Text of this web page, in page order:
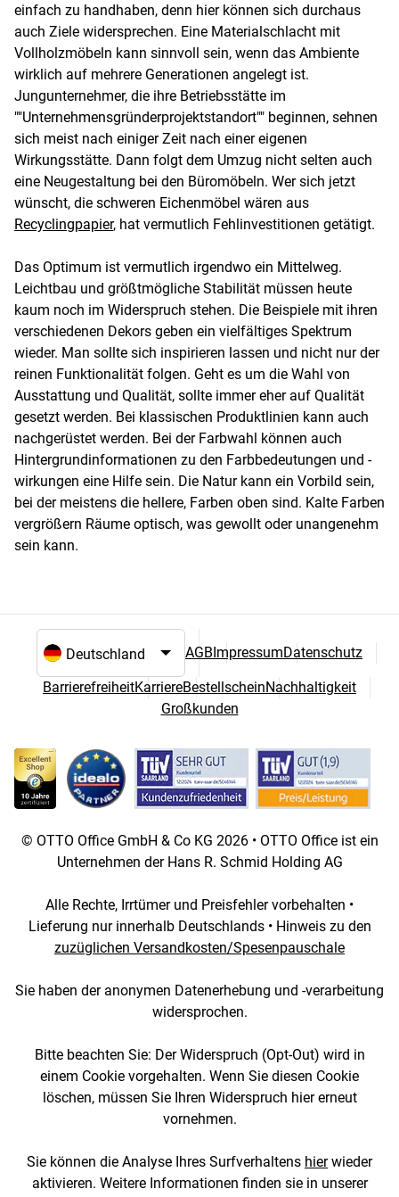
einfach zu handhaben, denn hier können sich durchaus
auch Ziele widersprechen. Eine Materialschlacht mit
Vollholzmöbeln kann sinnvoll sein, wenn das Ambiente
wirklich auf mehrere Generationen angelegt ist.
Jungunternehmer, die ihre Betriebsstätte im
""Unternehmensgründerprojektstandort"" beginnen, sehnen
sich meist nach einiger Zeit nach einer eigenen
Wirkungsstätte. Dann folgt dem Umzug nicht selten auch
eine Neugestaltung bei den Büromöbeln. Wer sich jetzt
wünscht, die schweren Eichenmöbel wären aus
Recyclingpapier, hat vermutlich Fehlinvestitionen getätigt.
Das Optimum ist vermutlich irgendwo ein Mittelweg.
Leichtbau und größtmögliche Stabilität müssen heute
kaum noch im Widerspruch stehen. Die Beispiele mit ihren
verschiedenen Dekors geben ein vielfältiges Spektrum
wieder. Man sollte sich inspirieren lassen und nicht nur der
reinen Funktionalität folgen. Geht es um die Wahl von
Ausstattung und Qualität, sollte immer eher auf Qualität
gesetzt werden. Bei klassischen Produktlinien kann auch
nachgerüstet werden. Bei der Farbwahl können auch
Hintergrundinformationen zu den Farbbedeutungen und -
wirkungen eine Hilfe sein. Die Natur kann ein Vorbild sein,
bei der meistens die hellere, Farben oben sind. Kalte Farben
vergrößern Räume optisch, was gewollt oder unangenehm
sein kann.
Sprach- und Landesauswahl
AGBImpressumDatenschutz
BarrierefreiheitKarriereBestellscheinNachhaltigkeit
Großkunden
© OTTO Office GmbH & Co KG 2026 • OTTO Office ist ein
Unternehmen der Hans R. Schmid Holding AG
Alle Rechte, Irrtümer und Preisfehler vorbehalten •
Lieferung nur innerhalb Deutschlands • Hinweis zu den
zuzüglichen Versandkosten/Spesenpauschale
Sie haben der anonymen Datenerhebung und -verarbeitung
widersprochen.
Bitte beachten Sie: Der Widerspruch (Opt-Out) wird in
einem Cookie vorgehalten. Wenn Sie diesen Cookie
löschen, müssen Sie Ihren Widerspruch hier erneut
vornehmen.
Sie können die Analyse Ihres Surfverhaltens hierwieder
aktivieren. Weitere Informationen finden sie in unserer